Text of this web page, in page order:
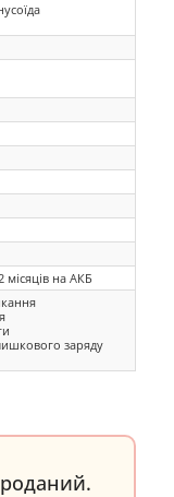
місяців на АКБ
заряду